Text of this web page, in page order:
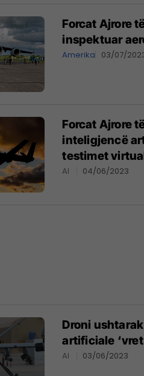
Forcat Ajrore
inspektuar
Amerika 03/07/
Forcat Ajrore
inteligjencë
testimet
AI 04/06/2023
Droni
artificiale
AI 03/06/2023